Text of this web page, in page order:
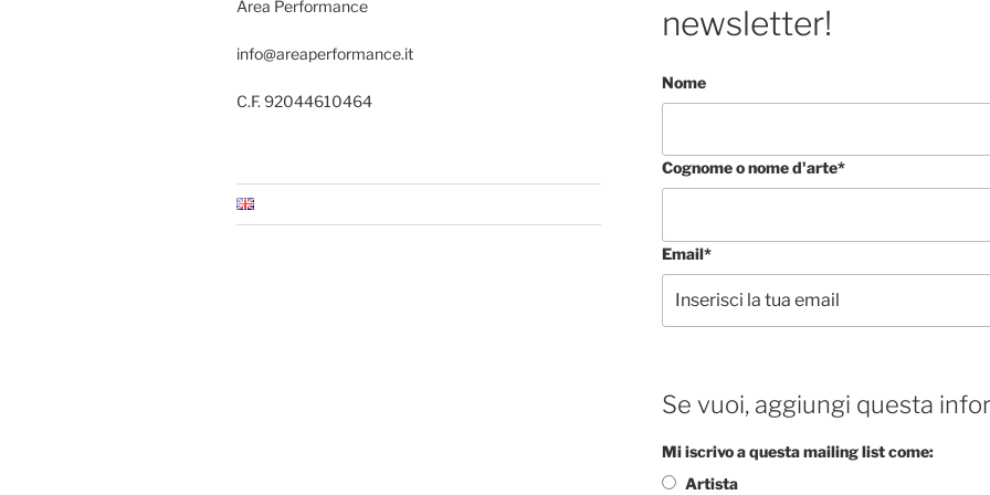
Area Performance
info@areaperformance.it
C.F. 92044610464
newsletter!
Nome
Cognome o nome d'arte*
Email*
Se vuoi, aggiungi questa
Mi iscrivo a questa mailing list come:
Artista